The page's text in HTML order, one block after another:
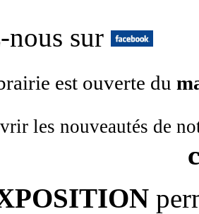
nous sur
est ouverte du
les nouveautés de